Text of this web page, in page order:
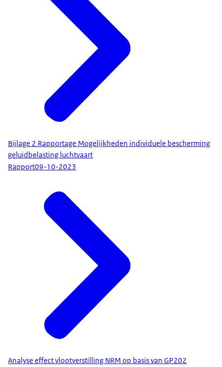
Bijlage 2 Rapportage Mogelijkheden individuele bescherming
geluidbelasting luchtvaart
Rapport09-10-2023
Analyse effect vlootverstilling NRM op basis van GP202